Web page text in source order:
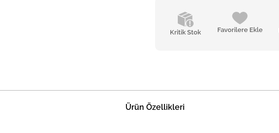
Kritik Stok Favorilere Ekle
Ürün Özellikleri